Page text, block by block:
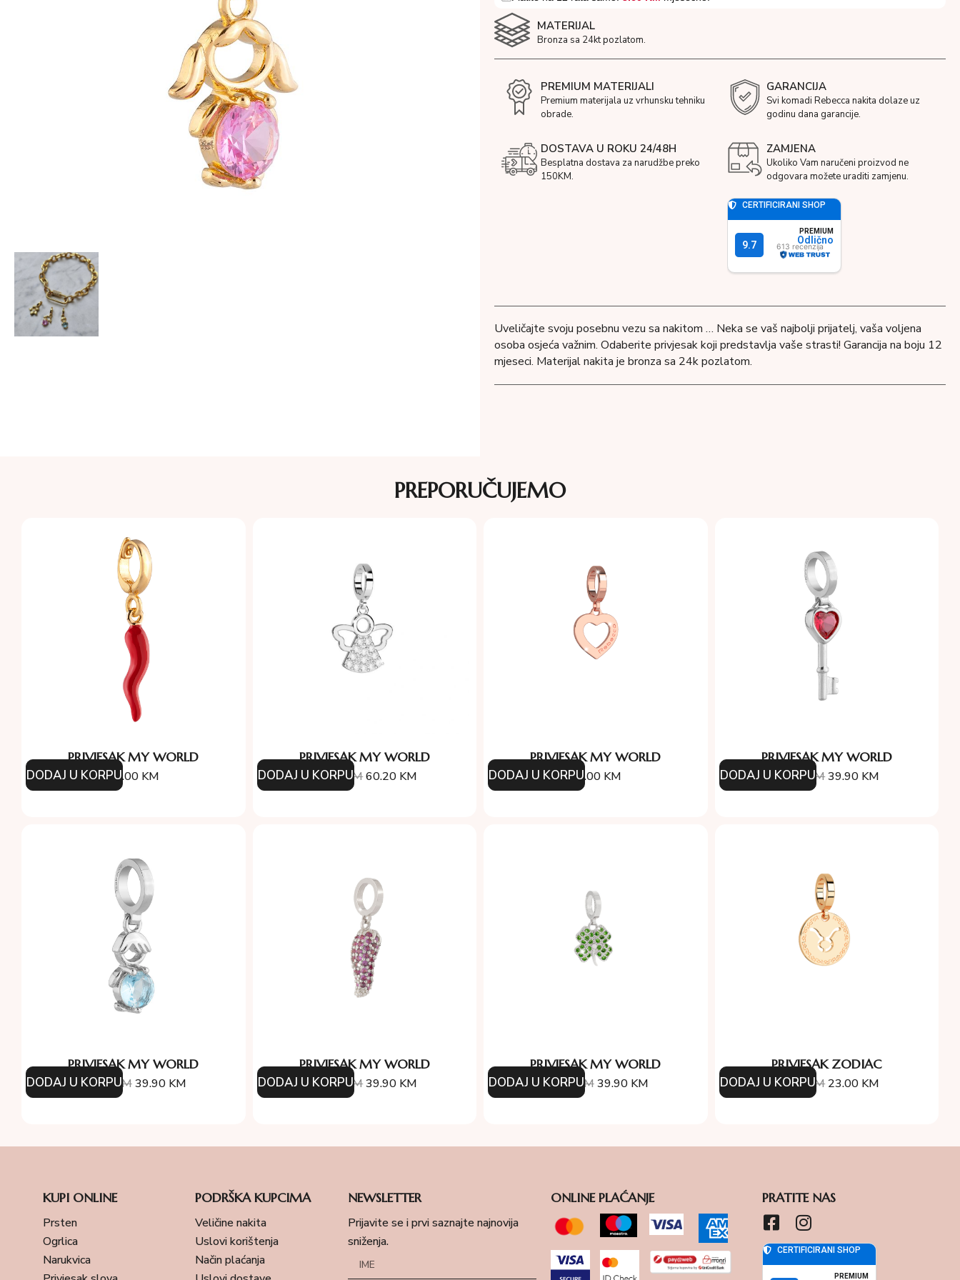
MATERIJAL
Bronza sa 24kt pozlatom.
PREMIUM MATERIJALI
Premium materijala uz vrhunsku tehniku
obrade.
GARANCIJA
Svi komadi Rebecca nakita dolaze uz
godinu dana garancije.
DOSTAVA U ROKU 24/48H
Besplatna dostava za narudžbe preko
150KM.
ZAMJENA
Ukoliko Vam naručeni proizvod ne
odgovara možete uraditi zamjenu.
Uveličajte svoju posebnu vezu sa nakitom … Neka se vaš najbolji prijatelj, vaša voljena
osoba osjeća važnim. Odaberite privjesak koji predstavlja vaše strasti! Garancija na boju 12
mjeseci. Materijal nakita je bronza sa 24k pozlatom.
PREPORUČUJEMO
PRIVJESAK MY WORLD
39.00 KM
DODAJ U KORPU
PRIVJESAK MY WORLD
86.00KM60.20 KM
DODAJ U KORPU
PRIVJESAK MY WORLD
46.00 KM
DODAJ U KORPU
PRIVJESAK MY WORLD
57.00KM39.90 KM
DODAJ U KORPU
PRIVJESAK MY WORLD
57.00KM39.90 KM
DODAJ U KORPU
PRIVJESAK MY WORLD
57.00KM39.90 KM
DODAJ U KORPU
PRIVJESAK MY WORLD
57.00KM39.90 KM
DODAJ U KORPU
PRIVJESAK ZODIAC
46.00KM 23.00 KM
DODAJ U KORPU
KUPI ONLINE
Prsten
Ogrlica
Narukvica
PODRŠKA KUPCIMA
Veličine nakita
Uslovi korištenja
Način plaćanja
NEWSLETTER
Prijavite se i prvi saznajte najnovija
sniženja.
ONLINE PLAĆANJE PRATITE NAS